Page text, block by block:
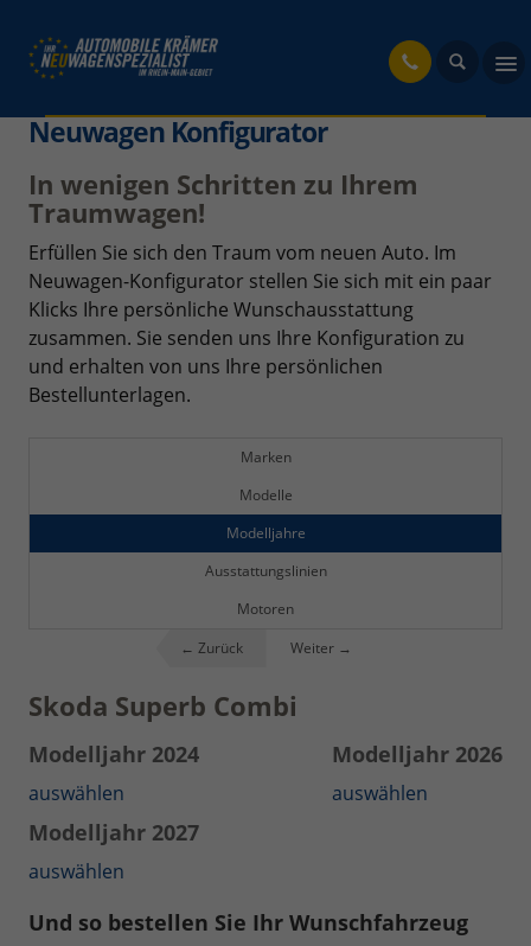
Neuwagen Konfigurator
In wenigen Schritten zu Ihrem
Traumwagen!
Erfüllen Sie sich den Traum vom neuen Auto. Im
Neuwagen-Konfigurator stellen Sie sich mit ein paar
Klicks Ihre persönliche Wunschausstattung
zusammen. Sie senden uns Ihre Konfiguration zu
und erhalten von uns Ihre persönlichen
Bestellunterlagen.
Marken
Modelle
Modelljahre
Ausstattungslinien
Motoren
← Zurück
Weiter →
Skoda Superb Combi
Modelljahr 2024
auswählen
Modelljahr 2026
auswählen
Modelljahr 2027
auswählen
Und so bestellen Sie Ihr Wunschfahrzeug